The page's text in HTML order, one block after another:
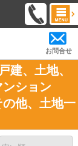
お問合せ
建、土地、
ション
他、土地一